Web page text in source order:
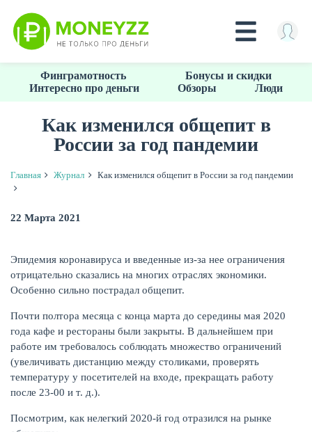
основному
КРЕДИТЫ
КАРТЫ
Финграмотность
Бонусы и скидки
Интересно про деньги
Обзоры Люди
Как изменился общепит в
России за год пандемии
Главная Журнал Как изменился общепит в России за год пандемии
22 Марта 2021
Эпидемия коронавируса и введенные из-за нее ограничения
отрицательно сказались на многих отраслях экономики.
Особенно сильно пострадал общепит.
Почти полтора месяца с конца марта до середины мая 2020
года кафе и рестораны были закрыты. В дальнейшем при
работе им требовалось соблюдать множество ограничений
(увеличивать дистанцию между столиками, проверять
температуру у посетителей на входе, прекращать работу
после 23-00 и т. д.).
Посмотрим, как нелегкий 2020-й год отразился на рынке